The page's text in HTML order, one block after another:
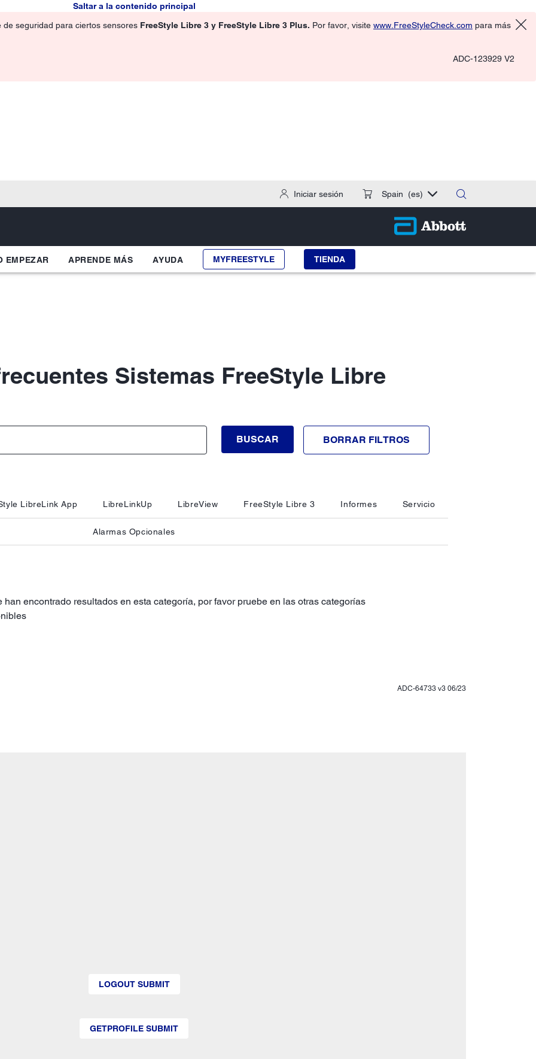
Saltar a la contenido principal
seguridad para ciertos sensores FreeStyle Libre 3 y FreeStyle Libre 3 Plus. Por favor, visite www.FreeStyleCheck.com para más
ADC-123929 V2
Iniciar sesión Spain (es)
EMPEZAR APRENDE MÁS AYUDA MYFREESTYLE TIENDA
Sistemas FreeStyle Libre
BUSCAR BORRAR FILTROS
LibreLink App LibreLinkUp LibreView FreeStyle Libre 3 Informes Servicio
Alarmas Opcionales
han encontrado resultados en esta categoría, por favor pruebe en las otras categorías
ADC-64733 v3 06/23
LOGOUT SUBMIT
GETPROFILE SUBMIT